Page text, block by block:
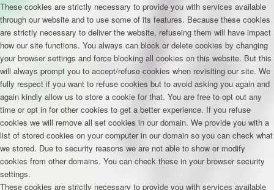
These cookies are strictly necessary to provide you with services available
through our website and to use some of its features. Because these cookies
are strictly necessary to deliver the website, refuseing them will have impact
how our site functions. You always can block or delete cookies by changing
your browser settings and force blocking all cookies on this website. But this
will always prompt you to accept/refuse cookies when revisiting our site. We
fully respect if you want to refuse cookies but to avoid asking you again and
again kindly allow us to store a cookie for that. You are free to opt out any
time or opt in for other cookies to get a better experience. If you refuse
cookies we will remove all set cookies in our domain. We provide you with a
list of stored cookies on your computer in our domain so you can check what
we stored. Due to security reasons we are not able to show or modify
cookies from other domains. You can check these in your browser security
settings.
These cookies are strictly necessary to provide you with services available